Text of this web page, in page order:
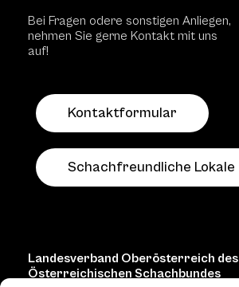
Bei Fragen odere sonstigen Anliegen,
nehmen Sie gerne Kontakt mit uns
auf!
Kontaktformular
Schachfreundliche Lokale
Landesverband Oberösterreich des
Österreichischen Schachbundes